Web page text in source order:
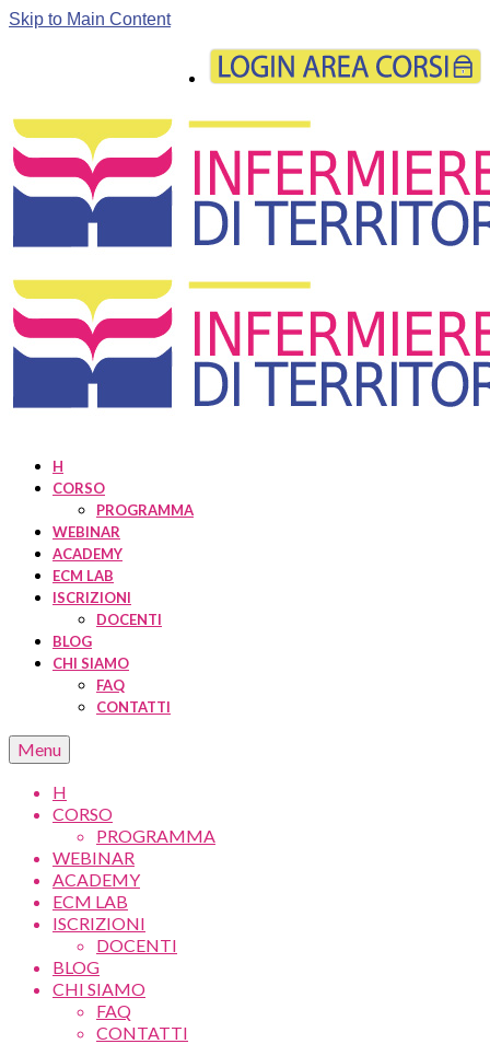
Skip to Main Content
H
CORSO
PROGRAMMA
WEBINAR
ACADEMY
ECM LAB
ISCRIZIONI
DOCENTI
BLOG
CHI SIAMO
FAQ
CONTATTI
Menu
H
CORSO
PROGRAMMA
WEBINAR
ACADEMY
ECM LAB
ISCRIZIONI
DOCENTI
BLOG
CHI SIAMO
FAQ
CONTATTI